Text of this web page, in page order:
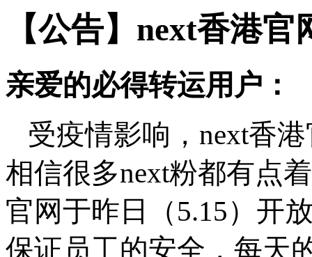
【公告】next香港
亲爱的必得转运用户：
受疫情影响，next香
相信很多next粉都有点
官网于昨日（5.15）开
保证员工的安全，每天